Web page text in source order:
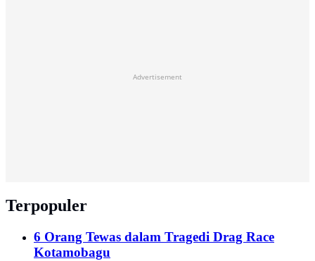
Advertisement
Terpopuler
6 Orang Tewas dalam Tragedi Drag Race
Kotamobagu